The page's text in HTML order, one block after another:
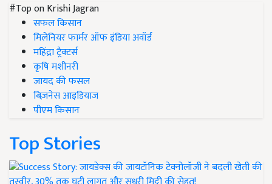
#Top on Krishi Jagran
सफल किसान
मिलेनियर फार्मर ऑफ इंडिया अवॉर्ड
महिंद्रा ट्रैक्टर्स
कृषि मशीनरी
जायद की फसल
बिज़नेस आइडियाज
पीएम किसान
Top Stories